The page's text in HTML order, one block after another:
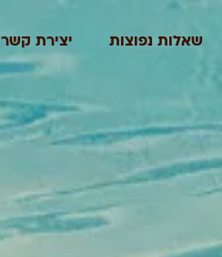
שאלות נפוצות יצירת קשר